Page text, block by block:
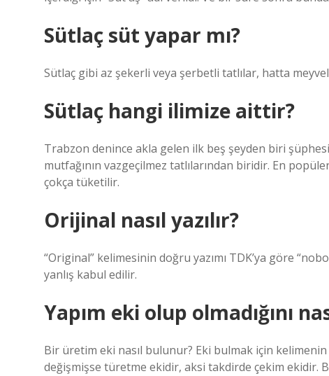
Sütlaç süt yapar mı?
Sütlaç gibi az şekerli veya şerbetli tatlılar, hatta
Sütlaç hangi ilimize aittir?
Trabzon denince akla gelen ilk beş şeyden biri
mutfağının vazgeçilmez tatlılarından biridir. En
çokça tüketilir.
Orijinal nasıl yazılır?
“Original” kelimesinin doğru yazımı TDK’ya göre
yanlış kabul edilir.
Yapım eki olup olmadığını
Bir üretim eki nasıl bulunur? Eki bulmak için
değişmişse türetme ekidir, aksi takdirde çekim ekidir.